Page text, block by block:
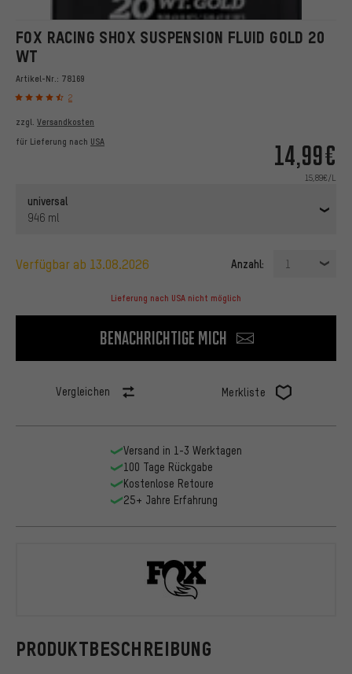
FOX RACING SHOX SUSPENSION FLUID GOLD 20
WT
Artikel-Nr.: 78169
2
14,99€
15,89€/L
zzgl. Versandkosten
für Lieferung nach USA
universal
946 ml
verfügbar ab 13.08.2026 Anzahl: 1
Lieferung nach USA nicht möglich
Benachrichtige mich
Vergleichen Merkliste
PRODUKTBESCHREIBUNG
Versand in 1-3 Werktagen
100 Tage Rückgabe
Kostenlose Retoure
25+ Jahre Erfahrung